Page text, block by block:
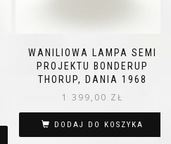
WANILIOWA LAMPA SEMI
PROJEKTU BONDERUP
THORUP, DANIA 1968
1 399,00 ZŁ
DODAJ DO KOSZYKA